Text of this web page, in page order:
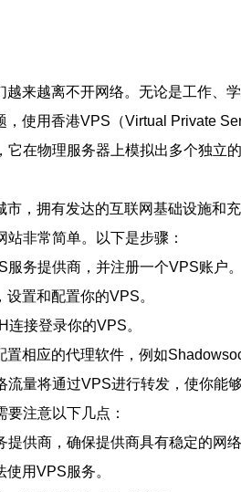
越来越离不开网络。无论是工作、
使用香港VPS（Virtual Private
它在物理服务器上模拟出多个独立
市，拥有发达的互联网基础设施和
非常简单。以下是步骤：
务提供商，并注册一个VPS账户。
置和配置你的VPS。
接登录你的VPS。
相应的代理软件，例如
量将通过VPS进行转发，使你能
注意以下几点：
供商，确保提供商具有稳定的网
用VPS服务。